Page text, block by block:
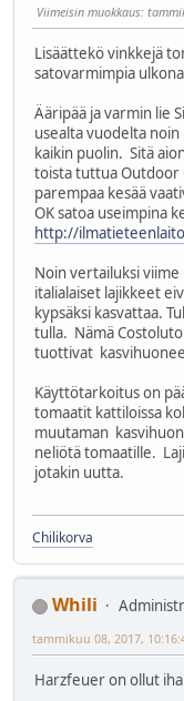
Viimeisin muokkaus:
Lisäättekö vinkkejä
satovarmimpia
Ääripää ja varmin lie
usealta vuodelta
kaikin puolin. Sitä
toista tuttua Outdoor
parempaa kesää
OK satoa useimpina
http://
Noin vertailuksi
italialaiset lajikkeet
kypsäksi kasvattaa.
tulla. Nämä
tuottivat
Käyttötarkoitus on
tomaatit kattiloissa
muutaman
neliötä tomaatille.
jotakin uutta.
Chilikorva
Whili
tammikuu 08, 2017,
Harzfeuer on ollut